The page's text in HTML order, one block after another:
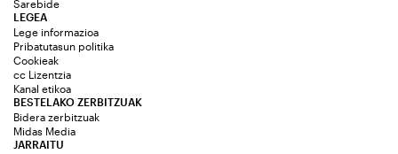
Sarebide
JARRAITU
LEGEA
Lege informazioa
Pribatutasun politika
Cookieak
cc Lizentzia
Kanal etikoa
BESTELAKO ZERBITZUAK
Bidera zerbitzuak
Midas Media